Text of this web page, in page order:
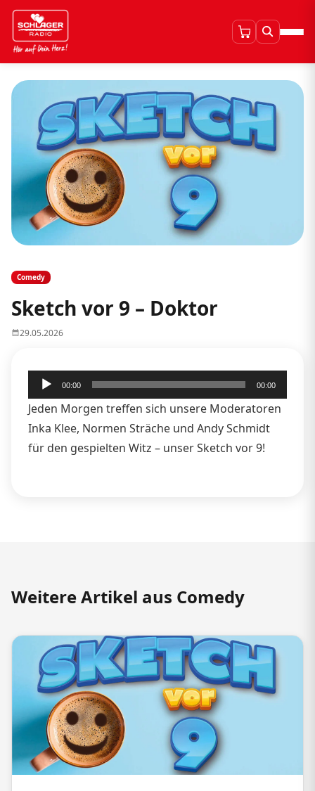
Comedy
Sketch vor 9 – Doktor
29.05.2026
Audio-
Player
00:00 00:00
Jeden Morgen treffen sich unsere Moderatoren
Inka Klee, Normen Sträche und Andy Schmidt
für den gespielten Witz – unser Sketch vor 9!
Weitere Artikel aus Comedy